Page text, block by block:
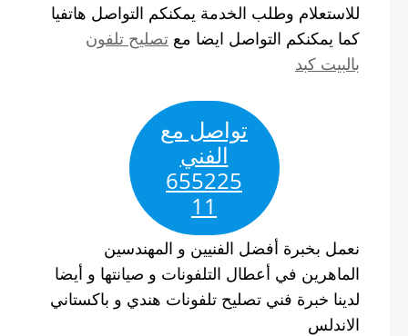
للاستعلام وطلب الخدمة يمكنكم التواصل هاتفيا
كما يمكنكم التواصل ايضا مع تصليح تلفون
بالبيت كبد
تواصل مع
الفني
655225
11
نعمل بخبرة أفضل الفنيين و المهندسين
الماهرين في أعطال التلفونات و صيانتها و أيضا
لدينا خبرة فني تصليح تلفونات هندي و باكستاني
الاندلس